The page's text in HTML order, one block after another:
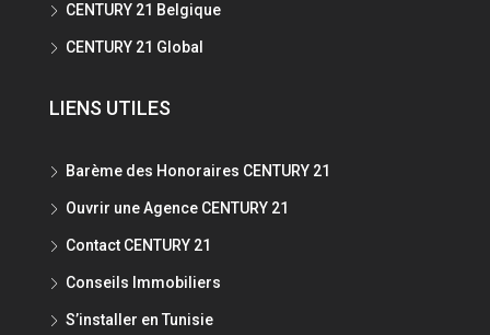
CENTURY 21 Belgique
CENTURY 21 Global
LIENS UTILES
Barème des Honoraires CENTURY 21
Ouvrir une Agence CENTURY 21
Contact CENTURY 21
Conseils Immobiliers
S’installer en Tunisie